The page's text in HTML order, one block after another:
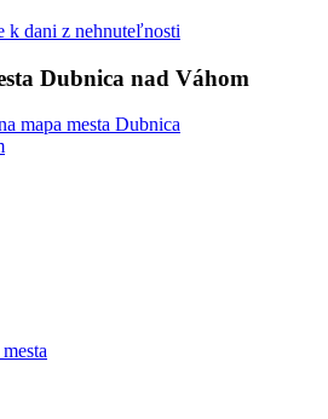
k dani z nehnuteľnosti
Dubnica nad Váhom